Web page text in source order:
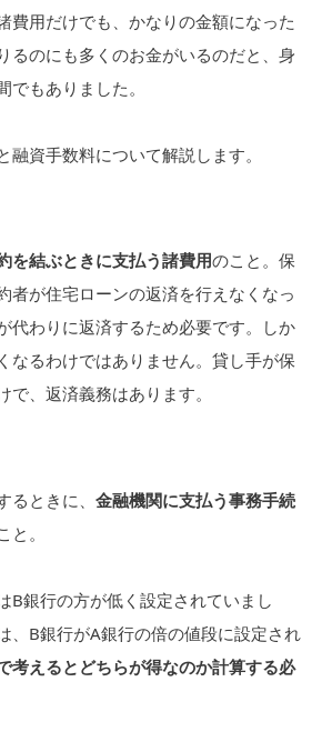
費用だけでも、かなりの金額になった
るのにも多くのお金がいるのだと、身
でもありました。
融資手数料について解説します。
を結ぶときに支払う諸費用のこと。保
者が住宅ローンの返済を行えなくなっ
代わりに返済するため必要です。しか
なるわけではありません。貸し手が保
で、返済義務はあります。
ときに、 金融機関に支払う事務手続
と。
B銀行の方が低く設定されていまし
、B銀行がA銀行の倍の値段に設定され
考えるとどちらが得なのか計算する必